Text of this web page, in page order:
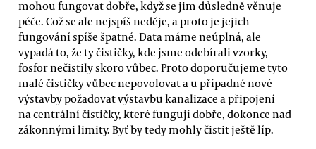
mohou fungovat dobře, když se jim důsledně věnuje
péče. Což se ale nejspíš neděje, a proto je jejich
fungování spíše špatné. Data máme neúplná, ale
vypadá to, že ty čističky, kde jsme odebírali vzorky,
fosfor nečistily skoro vůbec. Proto doporučujeme tyto
malé čističky vůbec nepovolovat a u případné nové
výstavby požadovat výstavbu kanalizace a připojení
na centrální čističky, které fungují dobře, dokonce nad
zákonnými limity. Byť by tedy mohly čistit ještě líp.